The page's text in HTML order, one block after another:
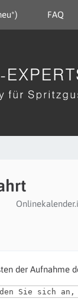
FAQ
der Aufnahme
Sie sich an,